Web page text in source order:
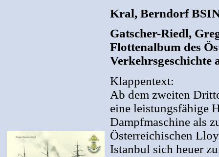
Kral, Berndorf
Gatscher-Riedl,
Flottenalbum des
Verkehrsgeschichte
Klappentext:
Ab dem zweiten
eine leistungsfähige
Dampfmaschine als
Österreichischen
Istanbul sich heuer